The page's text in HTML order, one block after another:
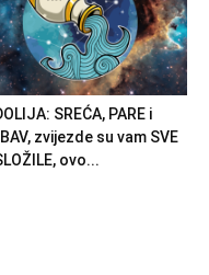
SREĆA, PARE i
zvijezde su vam SVE
ovo...